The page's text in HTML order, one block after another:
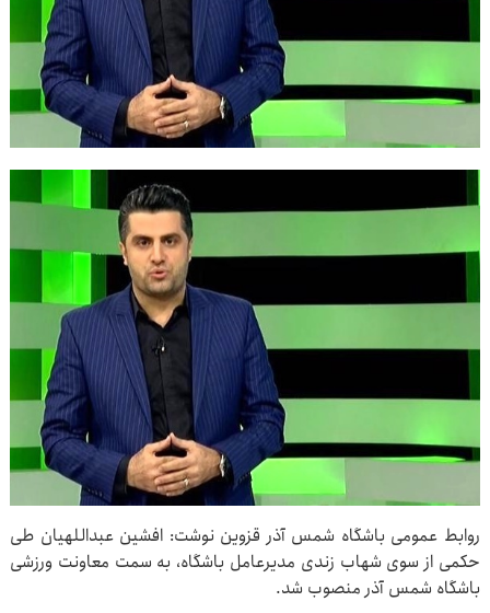
روابط عمومی باشگاه شمس آذر قزوین نوشت: افشین عبداللهیان طی
حکمی از سوی شهاب زندی مدیرعامل باشگاه، به سمت معاونت ورزشی
باشگاه شمس آذر منصوب شد.